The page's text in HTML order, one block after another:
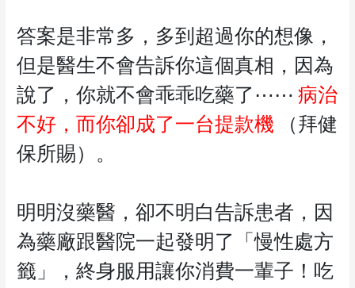
答案是非常多，多到超過你的想像，
但是醫生不會告訴你這個真相，因為
說了，你就不會乖乖吃藥了⋯⋯ 病治
不好，而你卻成了一台提款機
（拜健
保所賜）。
明明沒藥醫，卻不明白告訴患者，因
為藥廠跟醫院一起發明了「慢性處方
籤」，終身服用讓你消費一輩子！吃